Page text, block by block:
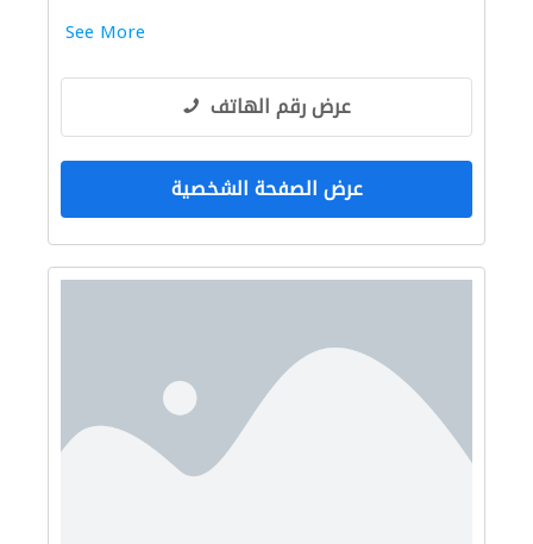
See More
عرض رقم الهاتف
عرض الصفحة الشخصية